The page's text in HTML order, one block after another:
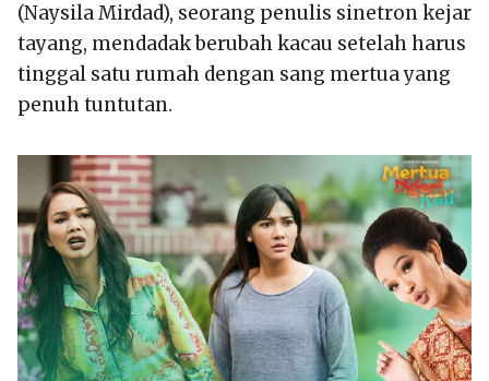
(Naysila Mirdad), seorang penulis sinetron kejar
tayang, mendadak berubah kacau setelah harus
tinggal satu rumah dengan sang mertua yang
penuh tuntutan.